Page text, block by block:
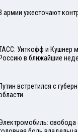
В армии ужесточают
Уиткофф и Кушнер
Россию в ближайшие
Путин встретился с
свобода